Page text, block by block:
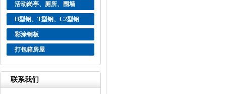
活动岗亭、厕所、围墙
H型钢、T型钢、C2型钢
彩涂钢板
打包箱房屋
联系我们